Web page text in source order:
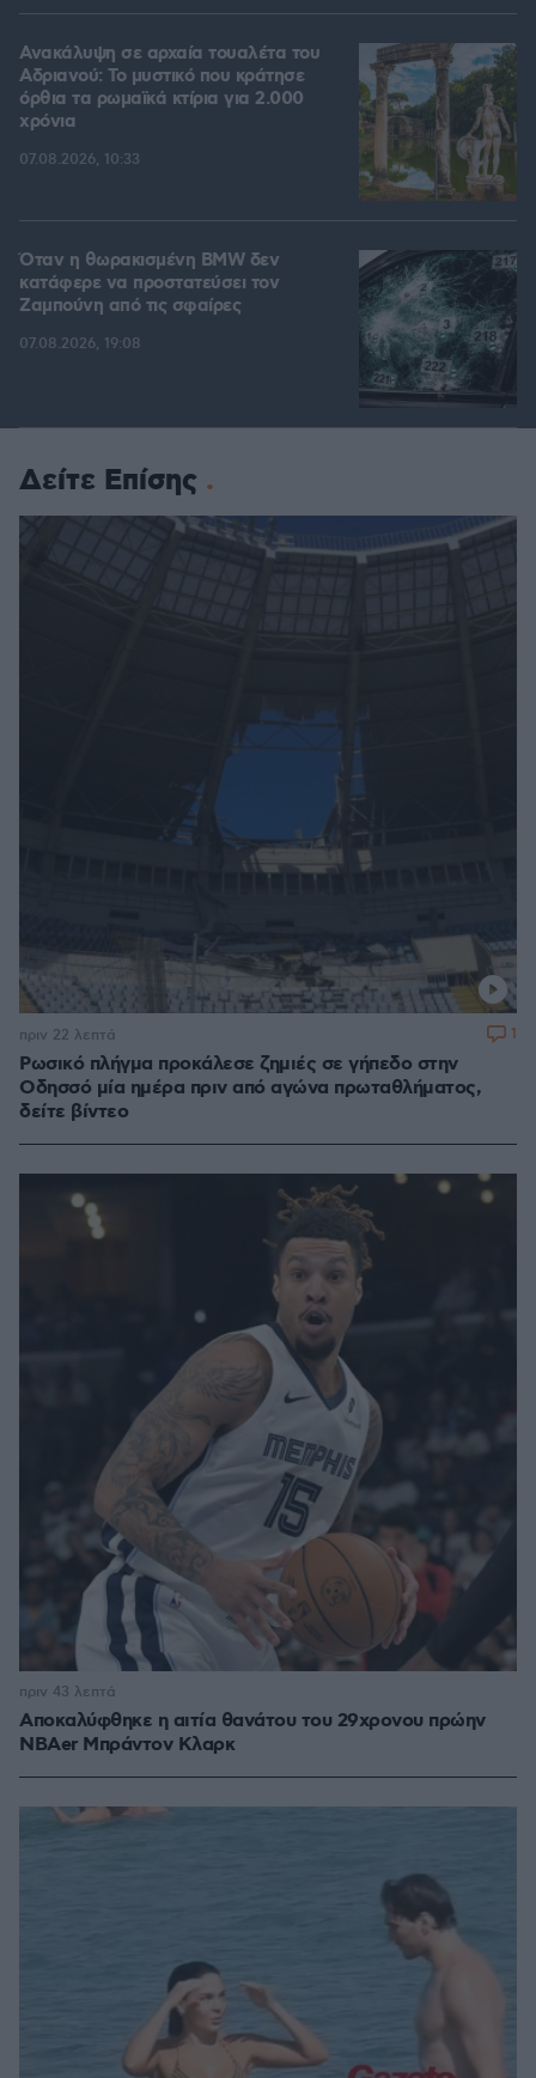
Ανακάλυψη σε αρχαία τουαλέτα του
Αδριανού: Το μυστικό που κράτησε
όρθια τα ρωμαϊκά κτίρια για 2.000
χρόνια
07.08.2026, 10:33
Όταν η θωρακισμένη BMW δεν
κατάφερε να προστατεύσει τον
Ζαμπούνη από τις σφαίρες
07.08.2026, 19:08
Δείτε Επίσης
Ρωσικό πλήγμα προκάλεσε ζημιές σε γήπεδο στην
Οδησσό μία ημέρα πριν από αγώνα πρωταθλήματος,
δείτε βίντεο
πριν 22 λεπτά 1
Αποκαλύφθηκε η αιτία θανάτου του 29χρονου πρώην
NBAer Μπράντον Κλαρκ
πριν 43 λεπτά